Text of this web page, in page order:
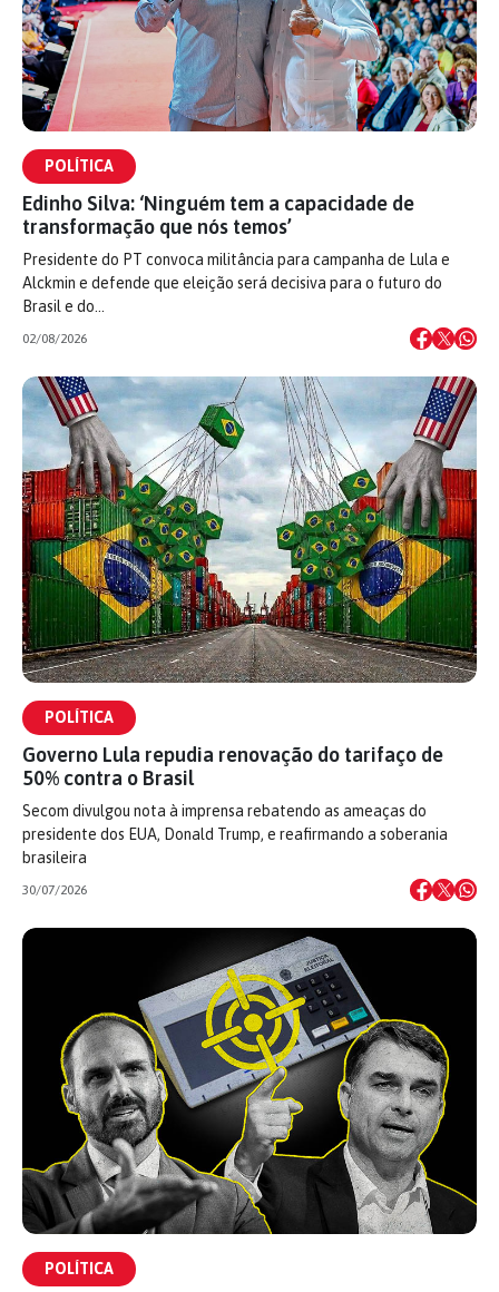
POLÍTICA
Edinho Silva: ‘Ninguém tem a capacidade de
transformação que nós temos’
Presidente do PT convoca militância para campanha de Lula e
Alckmin e defende que eleição será decisiva para o futuro do
Brasil e do…
02/08/2026
POLÍTICA
Governo Lula repudia renovação do tarifaço de
50% contra o Brasil
Secom divulgou nota à imprensa rebatendo as ameaças do
presidente dos EUA, Donald Trump, e reafirmando a soberania
brasileira
30/07/2026
POLÍTICA